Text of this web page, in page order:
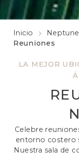
LA MEJOR
Celebre
entorno costero
Nuestra sala de
Inicio
Reuniones